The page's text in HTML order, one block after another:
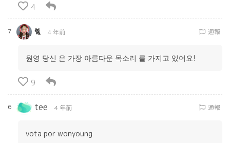
4
7 🐈 4 年前 通報
원영 당신 은 가장 아름다운 목소리 를 가지고 있어요!
9
6 tee 4 年前 通報
vota por wonyoung